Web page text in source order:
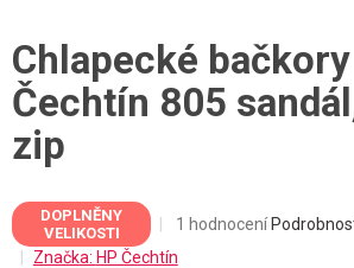
Chlapecké
Čechtín 805
zip
DOPLNĚNY
VELIKOSTI
Průměrné
1 hodnocení
Značka: HP Čechtín